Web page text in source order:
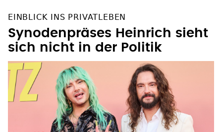
EINBLICK INS PRIVATLEBEN
Synodenpräses Heinrich sieht
sich nicht in der Politik